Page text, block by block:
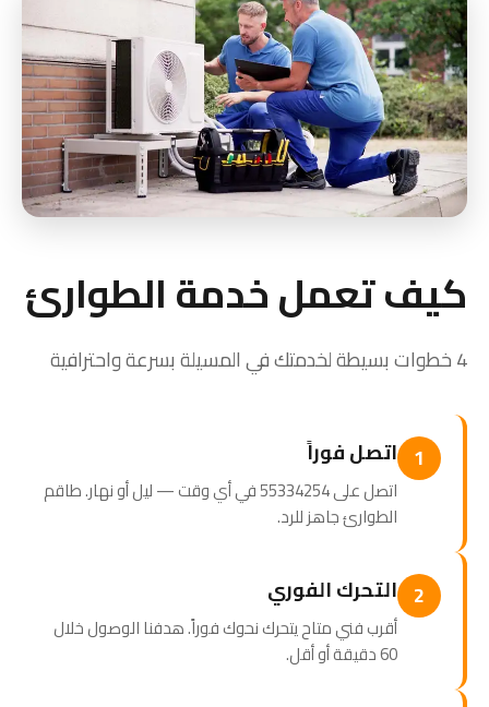
كيف تعمل خدمة الطوارئ
4 خطوات بسيطة لخدمتك في المسيلة بسرعة واحترافية
1 اتصل فوراً
اتصل على 55334254 في أي وقت — ليل أو نهار. طاقم
الطوارئ جاهز للرد.
2 التحرك الفوري
أقرب فني متاح يتحرك نحوك فوراً. هدفنا الوصول خلال
60 دقيقة أو أقل.